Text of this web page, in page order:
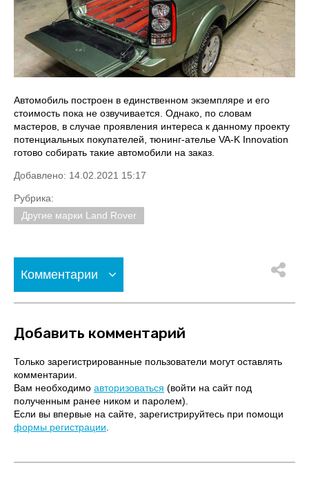
Автомобиль построен в единственном экземпляре и его
стоимость пока не озвучивается. Однако, по словам
мастеров, в случае проявления интереса к данному проекту
потенциальных покупателей, тюнинг-ателье VA-K Innovation
готово собирать такие автомобили на заказ.
Добавлено: 14.02.2021 15:17
Рубрика:
Другие марки Land Rover
Комментарии
Добавить комментарий
Только зарегистрированные пользователи могут оставлять
комментарии.
Вам необходимо авторизоваться (войти на сайт под
полученным ранее ником и паролем).
Если вы впервые на сайте, зарегистрируйтесь при помощи
формы регистрации